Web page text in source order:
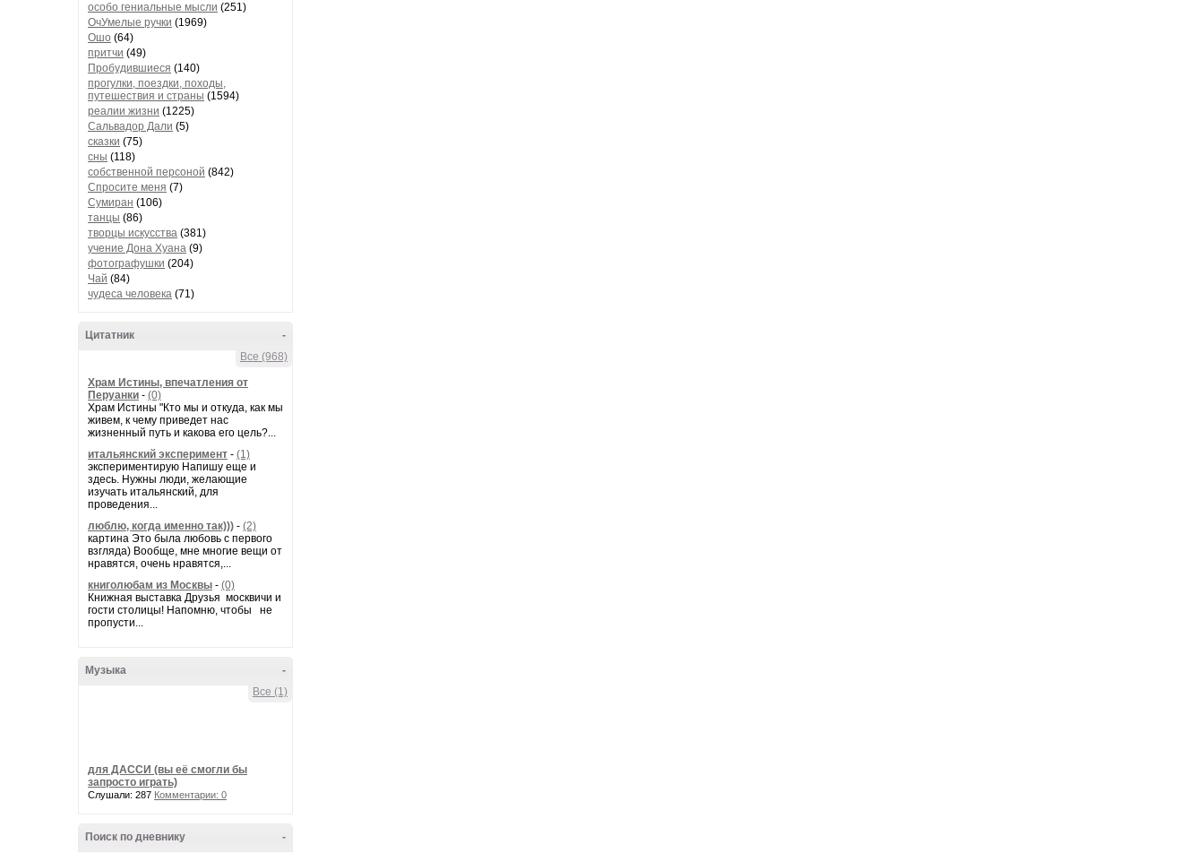
особо гениальные мысли (251)
ОчУмелые ручки (1969)
Ошо (64)
притчи (49)
Пробудившиеся (140)
прогулки, поездки, походы,
путешествия и страны (1594)
реалии жизни (1225)
Сальвадор Дали (5)
сказки (75)
сны (118)
собственной персоной (842)
Спросите меня (7)
Сумиран (106)
танцы (86)
творцы искусства (381)
учение Дона Хуана (9)
фотографушки (204)
Чай (84)
чудеса человека (71)
-
Цитатник
Все (968)
Храм Истины, впечатления от
Перуанки - (0)
Храм Истины "Кто мы и откуда, как мы
живем, к чему приведет нас
жизненный путь и какова его цель?...
итальянский эксперимент - (1)
экспериментирую Напишу еще и
здесь. Нужны люди, желающие
изучать итальянский, для
проведения...
люблю, когда именно так))) - (2)
картина Это была любовь с первого
взгляда) Вообще, мне многие вещи от
нравятся, очень нравятся,...
книголюбам из Москвы - (0)
Книжная выставка Друзья москвичи и
гости столицы! Напомню, чтобы не
пропусти...
-
Музыка
Все (1)
для ДАССИ (вы её смогли бы
запросто играть)
Слушали: 287 Комментарии: 0
-
Поиск по дневнику